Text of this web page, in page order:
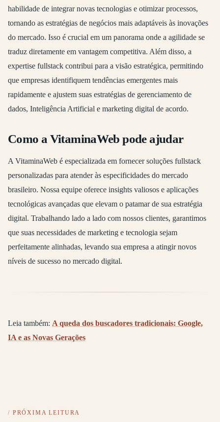
habilidade de integrar novas tecnologias e otimizar processos,
tornando as estratégias de negócios mais adaptáveis às inovações
do mercado. Isso é crucial em um panorama onde a agilidade se
traduz diretamente em vantagem competitiva. Além disso, a
expertise fullstack contribui para a visão estratégica, permitindo
que empresas identifiquem tendências emergentes mais
rapidamente e ajustem suas estratégias de gerenciamento de
dados, Inteligência Artificial e marketing digital de acordo.
Como a VitaminaWeb pode ajudar
A VitaminaWeb é especializada em fornecer soluções fullstack
personalizadas para atender às especificidades do mercado
brasileiro. Nossa equipe oferece insights valiosos e aplicações
tecnológicas avançadas que elevam o patamar de sua estratégia
digital. Trabalhando lado a lado com nossos clientes, garantimos
que suas necessidades de marketing e tecnologia sejam
perfeitamente alinhadas, levando sua empresa a atingir novos
níveis de sucesso no mercado digital.
Leia também: A queda dos buscadores tradicionais: Google,
IA e as Novas Gerações
PRÓXIMA LEITURA